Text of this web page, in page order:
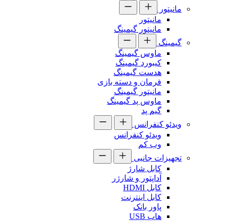
مانیتور
مانیتور
مانیتور گیمینگ
گیمینگ
ماوس گیمینگ
کیبورد گیمینگ
هدست گیمینگ
فرمان و دسته بازی
مانیتور گیمینگ
ماوس پد گیمینگ
گیم پد
ویدئو کنفرانس
ویدئو کنفرانس
وب کم
تجهیزات جانبی
کابل شارژ
آداپتور و شارژر
کابل HDMI
کابل اینترنت
پاور بانک
هاب USB